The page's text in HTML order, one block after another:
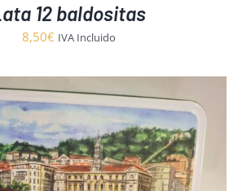
12 baldositas
8,50€ IVA Incluido